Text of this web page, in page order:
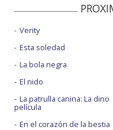
Verity
Esta soledad
La bola negra
El nido
La patrulla canina: La dino
película
En el corazón de la bestia